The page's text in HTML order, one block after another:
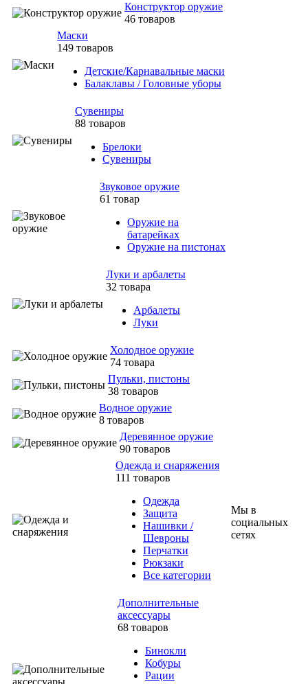
Конструктор оружие
46 товаров
Маски
149 товаров
Детские/Карнавальные маски
Балаклавы / Головные уборы
Сувениры
88 товаров
Брелоки
Сувениры
Звуковое оружие
61 товар
Оружие на
батарейках
Оружие на пистонах
Луки и арбалеты
32 товара
Арбалеты
Луки
Холодное оружие
74 товара
Пульки, пистоны
38 товаров
Водное оружие
8 товаров
Деревянное оружие
90 товаров
Одежда и снаряжения
111 товаров
Одежда
Защита
Нашивки /
Шевроны
Перчатки
Рюкзаки
Все категории
Дополнительные
аксессуары
68 товаров
Бинокли
Кобуры
Рации
Мы в
социальных
сетях